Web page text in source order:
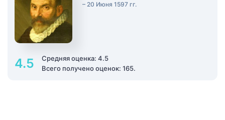
– 20 Июня 1597 гг.
4.5
Средняя оценка: 4.5
Всего получено оценок: 165.